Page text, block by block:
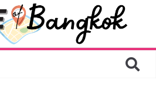
ประดิษฐ์ พวงมาลัย และสังฆ
งจร ขอเชิญเลือกซื้อมาลัย
วัญต้อนรับวันแม่ เปิดให้
วันตลอด 24 ชั่วโมง
Yinghao School เผยวิสัย